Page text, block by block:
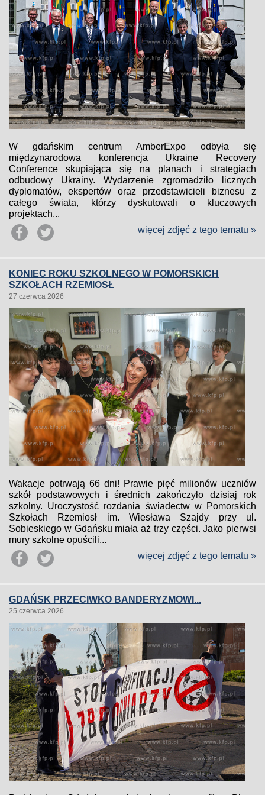
W gdańskim centrum AmberExpo odbyła się
międzynarodowa konferencja Ukraine Recovery
Conference skupiająca się na planach i strategiach
odbudowy Ukrainy. Wydarzenie zgromadziło licznych
dyplomatów, ekspertów oraz przedstawicieli biznesu z
całego świata, którzy dyskutowali o kluczowych
projektach...
więcej zdjęć z tego tematu »
KONIEC ROKU SZKOLNEGO W POMORSKICH
SZKOŁACH RZEMIOSŁ
27 czerwca 2026
Wakacje potrwają 66 dni! Prawie pięć milionów uczniów
szkół podstawowych i średnich zakończyło dzisiaj rok
szkolny. Uroczystość rozdania świadectw w Pomorskich
Szkołach Rzemiosł im. Wiesława Szajdy przy ul.
Sobieskiego w Gdańsku miała aż trzy części. Jako pierwsi
mury szkolne opuścili...
więcej zdjęć z tego tematu »
GDAŃSK PRZECIWKO BANDERYZMOWI...
25 czerwca 2026